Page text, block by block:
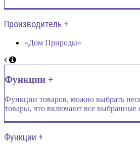
Производитель +
«Дом Природы»
Функции +
Функции товаров, можно выбрать
товары, что включают все
Функции +